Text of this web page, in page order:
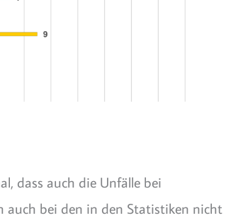
dass auch die Unfälle bei
auch bei den in den Statistiken nicht